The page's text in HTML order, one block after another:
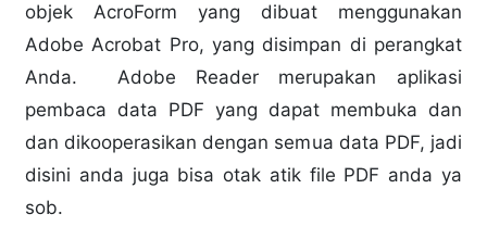
objek AcroForm yang dibuat menggunakan
Adobe Acrobat Pro, yang disimpan di perangkat
Anda. Adobe Reader merupakan aplikasi
pembaca data PDF yang dapat membuka dan
dan dikooperasikan dengan semua data PDF, jadi
disini anda juga bisa otak atik file PDF anda ya
sob.